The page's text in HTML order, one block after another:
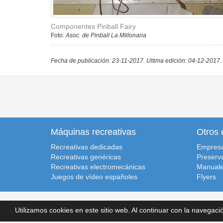
Utilizamos cookies en este sitio web. Al continuar con la
Componentes Pinball Fairy
Foto:Asoc. de Pinball La Millonaria
Fecha de publicación: 23-11-2017. Ultima edición: 04-12-2017.
Máquinas recreativas
Recreativas dedicadas
Recreativas genéricas
Recreativas electromecánicas
Juegos de vídeo españoles
Otros
Flyers
Recreativas.org, 2014-2026. Inicio|Condiciones de uso|